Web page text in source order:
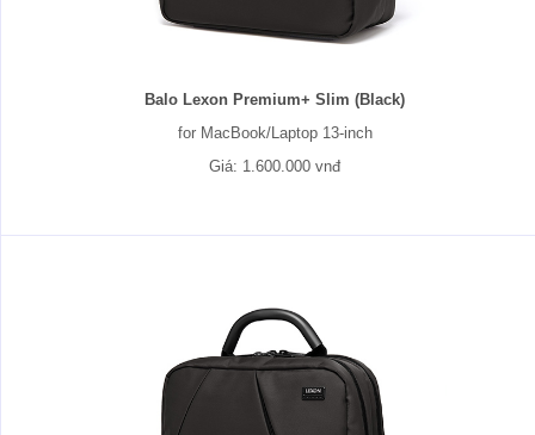
Balo Lexon Premium+ Slim (Black)
for MacBook/Laptop 13-inch
Giá: 1.600.000 vnđ